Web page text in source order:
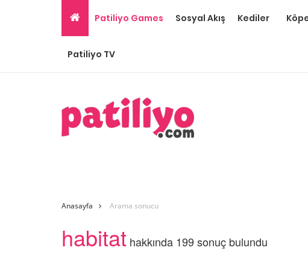
Patiliyo Games Sosyal Akış Kediler
Patiliyo TV
Anasayfa Arama sonucu
habitat hakkında 199 sonuç bulundu